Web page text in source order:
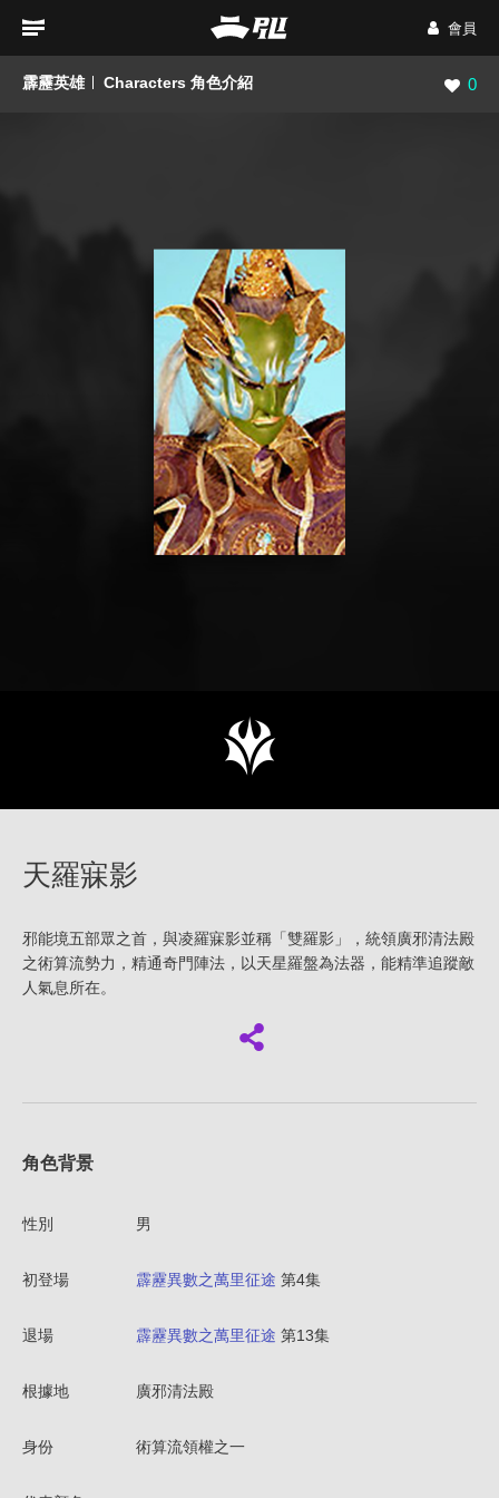
會員
霹靂英雄 Characters 角色介紹 瀏覽
0
天羅寐影
邪能境五部眾之首，與凌羅寐影並稱「雙羅影」，統領廣邪清法殿
之術算流勢力，精通奇門陣法，以天星羅盤為法器，能精準追蹤敵
人氣息所在。
角色背景
性別 男
初登場 霹靂異數之萬里征途 第4集
退場 霹靂異數之萬里征途 第13集
根據地 廣邪清法殿
身份 術算流領權之一